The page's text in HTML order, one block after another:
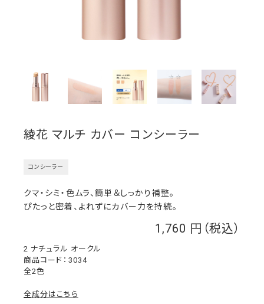
綾花 マルチ カバー コンシーラー
コンシーラー
1,760
3034
2 ナチュラル オークル
クマ・シミ・色ムラ、簡単＆しっかり補整。
ぴたっと密着、よれずにカバー力を持続。
全2色
全成分はこちら